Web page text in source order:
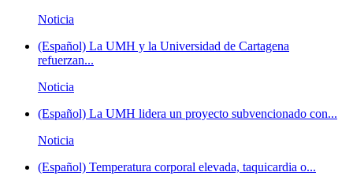
Noticia
(Español) La UMH y la Universidad de Cartagena
refuerzan...
Noticia
(Español) La UMH lidera un proyecto subvencionado con...
Noticia
(Español) Temperatura corporal elevada, taquicardia o...